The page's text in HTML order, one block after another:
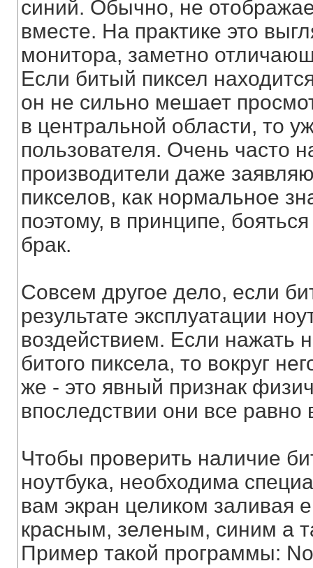
синий. Обычно, не
вместе. На практике это
монитора, заметно
Если битый пиксел
он не сильно мешает
в центральной области, то
пользователя. Очень часто
производители даже
пикселов, как нормальное
поэтому, в принципе,
брак.
Совсем другое дело, если
результате эксплуатации
воздействием. Если нажать
битого пиксела, то вокруг
же - это явный признак
впоследствии они все равно
Чтобы проверить наличие
ноутбука, необходима
вам экран целиком заливая
красным, зеленым, синим а
Пример такой программы: